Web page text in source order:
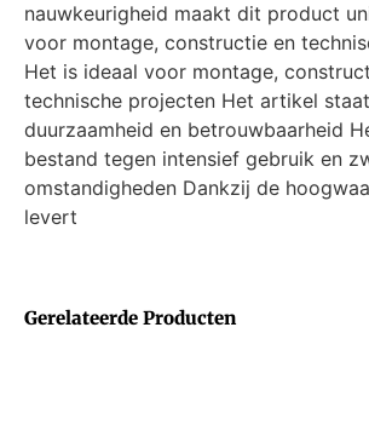
Gerelateerde Producten
nauwkeurigheid maakt dit product
voor montage, constructie en
Het is ideaal voor montage,
technische projecten Het artikel
duurzaamheid en betrouwbaarheid
bestand tegen intensief gebruik en
omstandigheden Dankzij de
levert